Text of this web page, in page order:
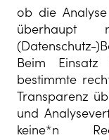
ob die
überhaupt
Beim
bestimmte
Transparenz
und
keine*n